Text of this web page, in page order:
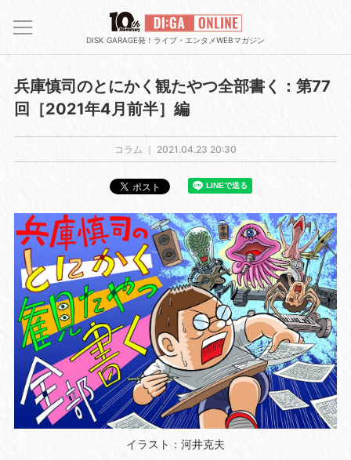
DISK GARAGE発！ライブ・エンタメWEBマガジン
兵庫慎司のとにかく観たやつ全部書く：第77
回［2021年4月前半］編
コラム ｜ 2021.04.23 20:30
イラスト：河井克夫